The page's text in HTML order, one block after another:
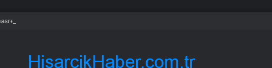
bitiyor: Fenomen dizi için düğmeye basıldı, iki isimle anlaşma sağlandı